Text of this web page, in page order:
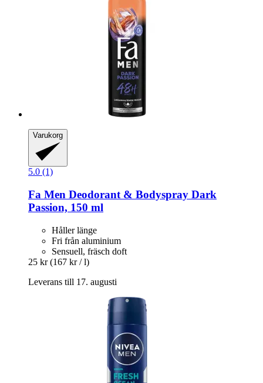
Varukorg
5.0 (1)
Fa Men Deodorant & Bodyspray Dark
Passion, 150 ml
Håller länge
Fri från aluminium
Sensuell, fräsch doft
25 kr (167 kr / l)
Leverans till 17. augusti